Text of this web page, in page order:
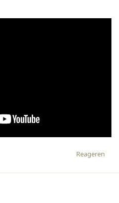
Reageren